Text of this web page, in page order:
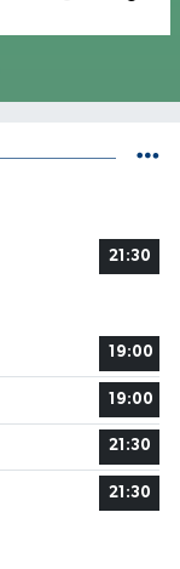
21:30
19:00
19:00
21:30
21:30